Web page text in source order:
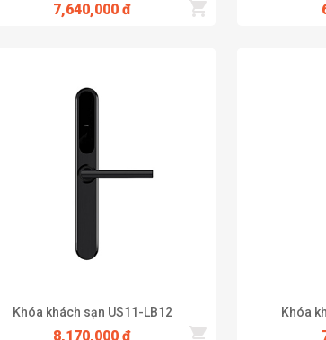
7,640,000 đ
Khóa khách sạn US11-LB12
8,170,000 đ
Khóa
tương tự là sử dụng phần mềm khách sạn online
những tính năng nổi bật như chống nước, chống